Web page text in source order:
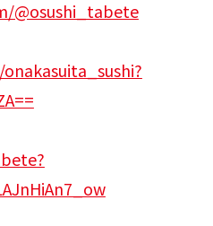
@osushi_tabete